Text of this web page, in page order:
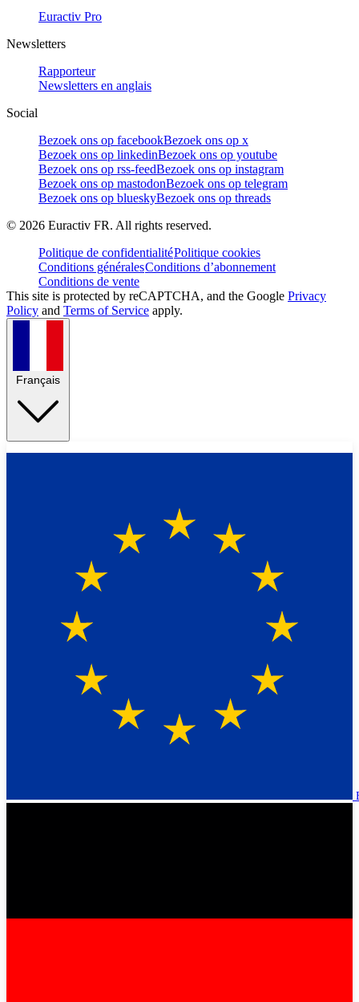
Euractiv Pro
Newsletters
Rapporteur
Newsletters en anglais
Social
Bezoek ons op facebookBezoek ons op x
Bezoek ons op linkedinBezoek ons op youtube
Bezoek ons op rss-feedBezoek ons op instagram
Bezoek ons op mastodonBezoek ons op telegram
Bezoek ons op blueskyBezoek ons op threads
© 2026 Euractiv FR. All rights reserved.
Politique de confidentialitéPolitique cookies
Conditions généralesConditions d’abonnement
Conditions de vente
This site is protected by reCAPTCHA, and the Google Privacy
Policy and Terms of Service apply.
Français